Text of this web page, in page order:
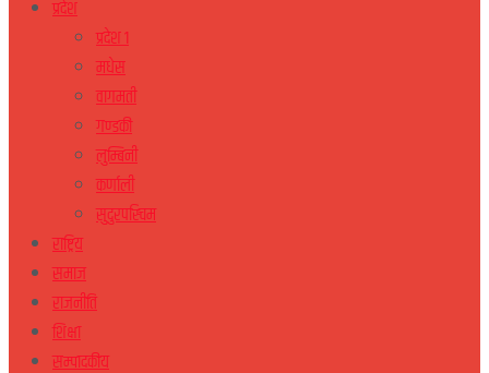
प्रदेश
प्रदेश १
मधेस
वागमती
गण्डकी
लुम्बिनी
कर्णाली
सुदुरपस्चिम
राष्ट्रिय
समाज
राजनीति
शिक्षा
सम्पादकीय